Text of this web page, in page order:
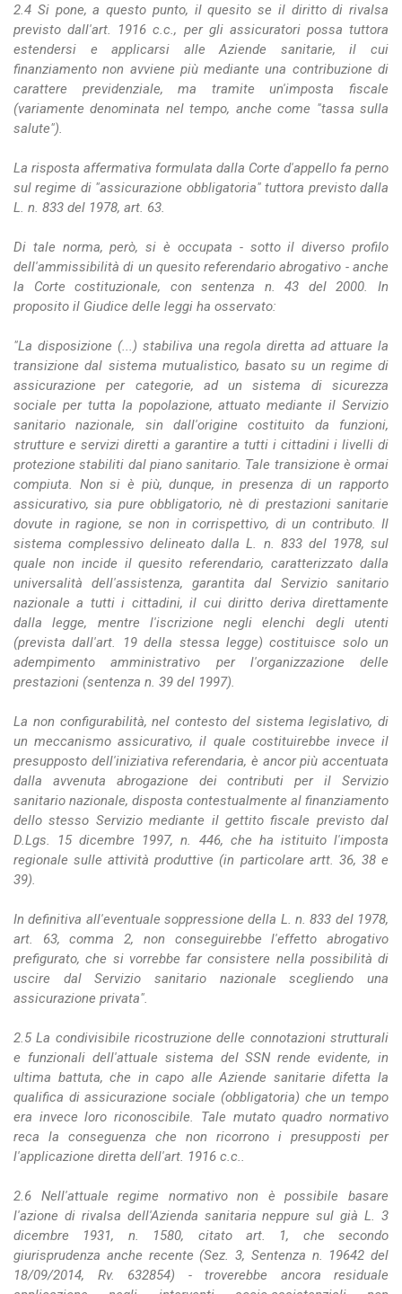
2.4 Si pone, a questo punto, il quesito se il diritto di rivalsa
previsto dall'art. 1916 c.c., per gli assicuratori possa tuttora
estendersi e applicarsi alle Aziende sanitarie, il cui
finanziamento non avviene più mediante una contribuzione di
carattere previdenziale, ma tramite un'imposta fiscale
(variamente denominata nel tempo, anche come "tassa sulla
salute").
La risposta affermativa formulata dalla Corte d'appello fa perno
sul regime di "assicurazione obbligatoria" tuttora previsto dalla
L. n. 833 del 1978, art. 63.
Di tale norma, però, si è occupata - sotto il diverso profilo
dell'ammissibilità di un quesito referendario abrogativo - anche
la Corte costituzionale, con sentenza n. 43 del 2000. In
proposito il Giudice delle leggi ha osservato:
"La disposizione (...) stabiliva una regola diretta ad attuare la
transizione dal sistema mutualistico, basato su un regime di
assicurazione per categorie, ad un sistema di sicurezza
sociale per tutta la popolazione, attuato mediante il Servizio
sanitario nazionale, sin dall'origine costituito da funzioni,
strutture e servizi diretti a garantire a tutti i cittadini i livelli di
protezione stabiliti dal piano sanitario. Tale transizione è ormai
compiuta. Non si è più, dunque, in presenza di un rapporto
assicurativo, sia pure obbligatorio, nè di prestazioni sanitarie
dovute in ragione, se non in corrispettivo, di un contributo. Il
sistema complessivo delineato dalla L. n. 833 del 1978, sul
quale non incide il quesito referendario, caratterizzato dalla
universalità dell'assistenza, garantita dal Servizio sanitario
nazionale a tutti i cittadini, il cui diritto deriva direttamente
dalla legge, mentre l'iscrizione negli elenchi degli utenti
(prevista dall'art. 19 della stessa legge) costituisce solo un
adempimento amministrativo per l'organizzazione delle
prestazioni (sentenza n. 39 del 1997).
La non configurabilità, nel contesto del sistema legislativo, di
un meccanismo assicurativo, il quale costituirebbe invece il
presupposto dell'iniziativa referendaria, è ancor più accentuata
dalla avvenuta abrogazione dei contributi per il Servizio
sanitario nazionale, disposta contestualmente al finanziamento
dello stesso Servizio mediante il gettito fiscale previsto dal
D.Lgs. 15 dicembre 1997, n. 446, che ha istituito l'imposta
regionale sulle attività produttive (in particolare artt. 36, 38 e
39).
In definitiva all'eventuale soppressione della L. n. 833 del 1978,
art. 63, comma 2, non conseguirebbe l'effetto abrogativo
prefigurato, che si vorrebbe far consistere nella possibilità di
uscire dal Servizio sanitario nazionale scegliendo una
assicurazione privata".
2.5 La condivisibile ricostruzione delle connotazioni strutturali
e funzionali dell'attuale sistema del SSN rende evidente, in
ultima battuta, che in capo alle Aziende sanitarie difetta la
qualifica di assicurazione sociale (obbligatoria) che un tempo
era invece loro riconoscibile. Tale mutato quadro normativo
reca la conseguenza che non ricorrono i presupposti per
l'applicazione diretta dell'art. 1916 c.c..
2.6 Nell'attuale regime normativo non è possibile basare
l'azione di rivalsa dell'Azienda sanitaria neppure sul già L. 3
dicembre 1931, n. 1580, citato art. 1, che secondo
giurisprudenza anche recente (Sez. 3, Sentenza n. 19642 del
18/09/2014, Rv. 632854) - troverebbe ancora residuale